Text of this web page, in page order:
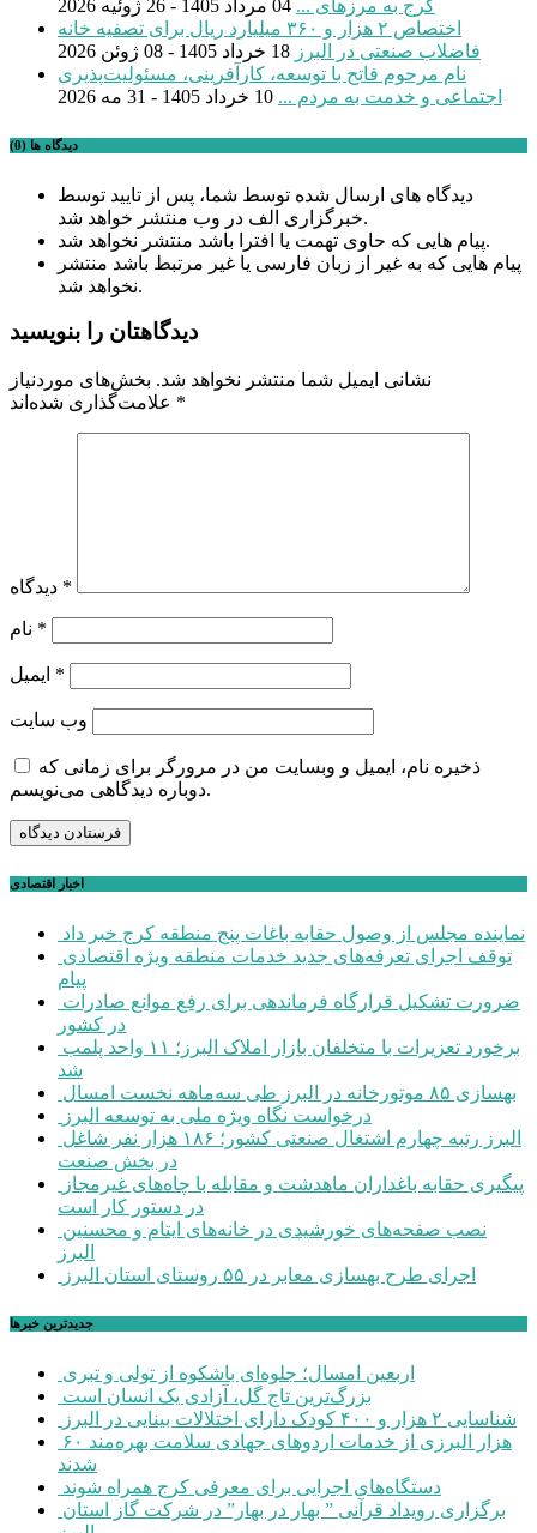
کرج به مرزهای ... 04 مرداد 1405 - 26 ژوئیه 2026
اختصاص ۲ هزار و ۳۶۰ میلیارد ریال برای تصفیه خانه
فاضلاب صنعتی در البرز 18 خرداد 1405 - 08 ژوئن 2026
نام مرحوم فاتح با توسعه، کارآفرینی، مسئولیت‌پذیری
اجتماعی و خدمت به مردم ... 10 خرداد 1405 - 31 مه 2026
دیدگاه ها (0)
دیدگاه های ارسال شده توسط شما، پس از تایید توسط
خبرگزاری الف در وب منتشر خواهد شد.
پیام هایی که حاوی تهمت یا افترا باشد منتشر نخواهد شد.
پیام هایی که به غیر از زبان فارسی یا غیر مرتبط باشد منتشر
نخواهد شد.
دیدگاهتان را بنویسید
نشانی ایمیل شما منتشر نخواهد شد. بخش‌های موردنیاز
*
*
*
*
وب‌ سایت
ذخیره نام، ایمیل و وبسایت من در مرورگر برای زمانی که
دوباره دیدگاهی می‌نویسم.
اخبار اقتصادی
نماینده مجلس از وصول حقابه باغات پنج منطقه کرج خبر داد
پیام
در کشور
شد
بهسازی ۸۵ موتورخانه در البرز طی سه‌ماهه نخست امسال
درخواست نگاه ویژه ملی به توسعه البرز
در بخش صنعت
در دستور کار است
البرز
اجرای طرح بهسازی معابر در ۵۵ روستای استان البرز
جديدترين خبرها
اربعین امسال؛ جلوه‌ای باشکوه از تولی و تبری
بزرگ‌ترین تاج گل، آزادی یک انسان است
شناسایی ۲ هزار و ۴۰۰ کودک دارای اختلالات بینایی در البرز
۶۰ هزار البرزی از خدمات اردوهای جهادی سلامت بهره‌مند
شدند
دستگاه‌های اجرایی برای معرفی کرج همراه شوند